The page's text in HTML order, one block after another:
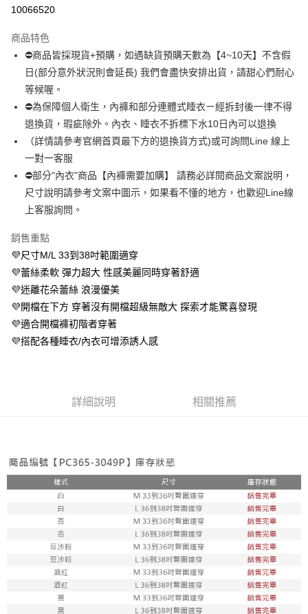
Apple Pay
街口支付
悠遊付
全盈+PAY
AFTEE先享後付
相關說明
【關於「AFTEE先享後付」】
AFTEE先享後付是「在收到商品之後才付款」的支付方式。 讓您購物簡單
便利好安心！
２．便利：只要手機號碼，簡訊認證，即可結帳。
【「AFTEE先享後付」結帳流程】
１．於結帳方式選擇「AFTEE先享後付」後，將跳轉至「AFTEE先享後付」
結帳頁面，進行簡訊認證並確認金額後，即可完成結帳。
２．訂單成立數日內，您將收到繳費通知簡訊。
３．收到繳費通知簡訊後14天內，點擊此簡訊中的連結，可透過四大超商／
ATM／網路銀行／等多元方式進行付款，方視為交易完成。
※ 請注意：結帳手續完成當下不需立刻繳費，但若您需要取消訂單，請聯絡
是否繳費成功／繳費後需取消欲退款等相關疑問，請聯繫「AFTEE先享後付
客戶支援中心」https://netprotections.freshdesk.com/support/home
易，需依本服務之必要範圍內提供個人資料，並將交易相關給付款項請求債
２．關於個人資料處理事宜，請瀏覽以下網址：
https://aftee.tw/terms/#terms3
３．未成年的使用者請事先徵得法定代理人或監護人之同意方可使用
「AFTEE先享後付」，若未經同意申辦者引起之損失，本公司不負相關責
４．使用「AFTEE先享後付」時，將依據個別帳號之用戶狀況，依本公司即
時審查核予不同之上限額度；若仍有額度不足之情形，本公司將視審查結果
請求用戶進行身份認證。
５．嚴禁一人註冊多個帳號或使用他人資訊註冊。若發現惡意使用之情形，
恩沛科技股份有限公司將有權停止該用戶之使用額度並採取法律行動。
ATM付款
全家 取貨付款約3～4天到貨
每筆NT$80，滿NT$799(含以上)免運費
付款後全家取貨
每筆NT$80，滿NT$799(含以上)免運費
萊爾富 取貨付款約3～4天到貨
每筆NT$80，滿NT$799(含以上)免運費
付款後7-11取貨
每筆NT$80，滿NT$799(含以上)免運費
每筆NT$80，滿NT$799(含以上)免運費
10066520
商品特色
⛔商品皆採現貨+預購，如遇缺貨預購天數為【4~10天】不含假
日(部分意外狀況則會延長) 我們會盡快安排出貨，請甜心們耐心
等候喔。
⛔為保障個人衛生，內褲和部分連體式睡衣ㄧ經拆封後一律不得
退換貨，瑕疵除外。內衣、睡衣不拆標下水10日內可以退換
（詳情請參考官網首頁最下方的退換貨方式)或可詢問Line 線上
一對一客服
⛔部分"內衣"商品【內褲需要加購】 請務必詳閱商品文案說明，
尺寸說明請參考文案中圖示，如果看不懂的地方，也歡迎Line線
上客服詢問。
銷售重點
💜尺寸M/L 33到38吋範圍適穿
💜蕾絲柔軟 彈力超大 性感美麗同時穿著舒適
💜迷離花朵蕾絲 浪漫優美
💜開檔在下方 穿著沒有開檔超級無敵大 探索才能驚喜發現
💜適合開檔褲初階者穿著
💜搭配各種睡衣/內衣可增添誘人感
詳細說明 相關推薦